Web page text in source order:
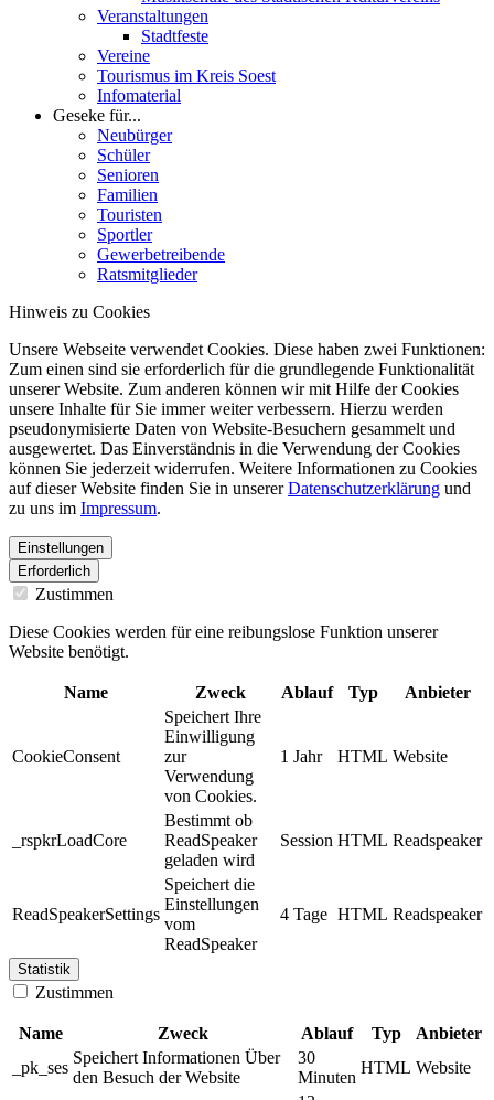
Veranstaltungen
Stadtfeste
Vereine
Tourismus im Kreis Soest
Infomaterial
Geseke für...
Neubürger
Schüler
Senioren
Familien
Touristen
Sportler
Gewerbetreibende
Ratsmitglieder
Hinweis zu Cookies
Unsere Webseite verwendet Cookies. Diese haben zwei Funktionen:
Zum einen sind sie erforderlich für die grundlegende Funktionalität
unserer Website. Zum anderen können wir mit Hilfe der Cookies
unsere Inhalte für Sie immer weiter verbessern. Hierzu werden
pseudonymisierte Daten von Website-Besuchern gesammelt und
ausgewertet. Das Einverständnis in die Verwendung der Cookies
können Sie jederzeit widerrufen. Weitere Informationen zu Cookies
auf dieser Website finden Sie in unsererDatenschutzerklärung und
zu uns im Impressum.
Einstellungen
Erforderlich
Zustimmen
Diese Cookies werden für eine reibungslose Funktion unserer
Website benötigt.
Name Zweck Ablauf Typ Anbieter
CookieConsent
Speichert Ihre
Einwilligung
zur
Verwendung
von Cookies.
1 Jahr HTML Website
_rspkrLoadCore
Bestimmt ob
ReadSpeaker
geladen wird
Session HTML Readspeaker
ReadSpeakerSettings
Speichert die
Einstellungen
vom
ReadSpeaker
4 Tage HTML Readspeaker
Statistik
Zustimmen
Name Zweck Ablauf Typ
Anbieter
_pk_ses
Speichert Informationen Über
den Besuch der Website
30
Minuten
HTML Website